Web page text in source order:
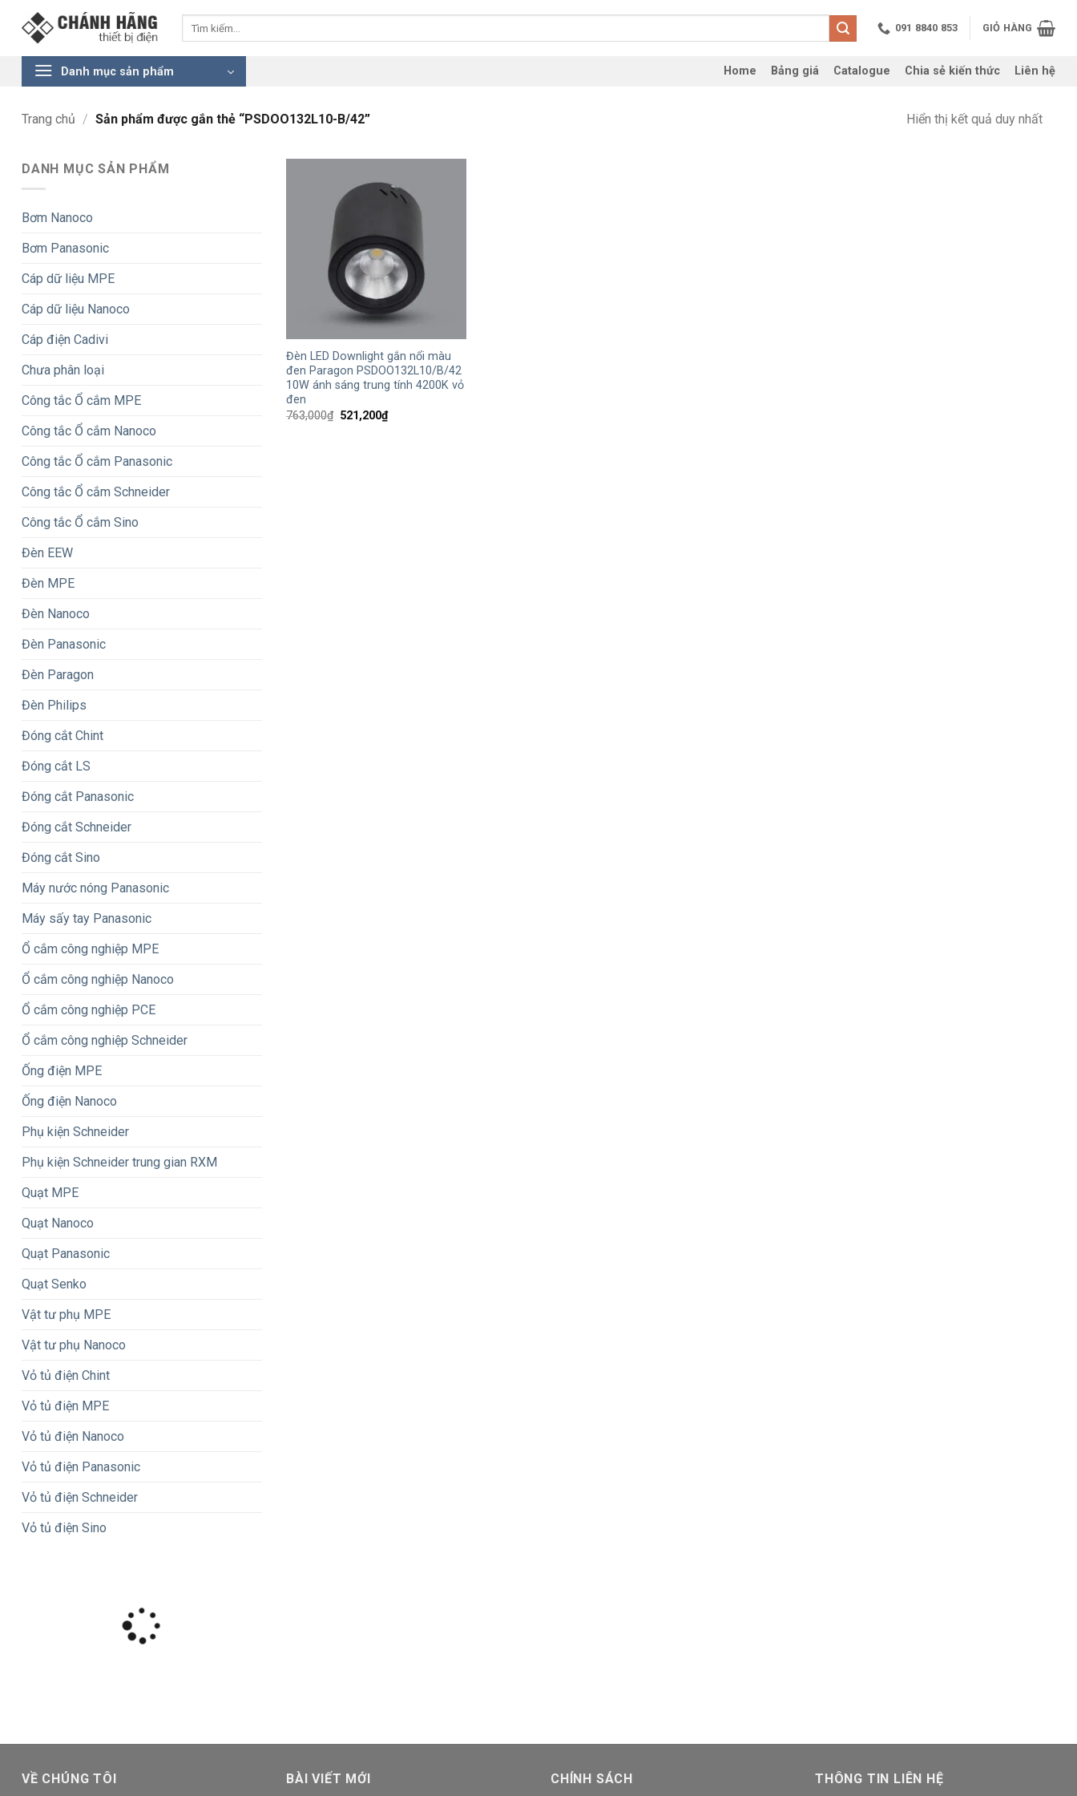
091 8840 853 GIỎ HÀNG
Danh mục sản phẩm Home Bảng giá Catalogue Chia sẻ kiến thức Liên hệ
Trang chủ / Sản phẩm được gắn thẻ “PSDOO132L10-B/42” Hiển thị kết quả duy nhất
DANH MỤC SẢN PHẨM
Bơm Nanoco
Bơm Panasonic
Cáp dữ liệu MPE
Cáp dữ liệu Nanoco
Cáp điện Cadivi
Chưa phân loại
Công tắc Ổ cắm MPE
Công tắc Ổ cắm Nanoco
Công tắc Ổ cắm Panasonic
Công tắc Ổ cắm Schneider
Công tắc Ổ cắm Sino
Đèn EEW
Đèn MPE
Đèn Nanoco
Đèn Panasonic
Đèn Paragon
Đèn Philips
Đóng cắt Chint
Đóng cắt LS
Đóng cắt Panasonic
Đóng cắt Schneider
Đóng cắt Sino
Máy nước nóng Panasonic
Máy sấy tay Panasonic
Ổ cắm công nghiệp MPE
Ổ cắm công nghiệp Nanoco
Ổ cắm công nghiệp PCE
Ổ cắm công nghiệp Schneider
Ống điện MPE
Ống điện Nanoco
Phụ kiện Schneider
Phụ kiện Schneider trung gian RXM
Quạt MPE
Quạt Nanoco
Quạt Panasonic
Quạt Senko
Vật tư phụ MPE
Vật tư phụ Nanoco
Vỏ tủ điện Chint
Vỏ tủ điện MPE
Vỏ tủ điện Nanoco
Vỏ tủ điện Panasonic
Vỏ tủ điện Schneider
Vỏ tủ điện Sino
Đèn LED Downlight gắn nổi màu
đen Paragon PSDOO132L10/B/42
10W ánh sáng trung tính 4200K vỏ
đen
763,000₫ Giá
521,200₫Giá
hiện
VỀ CHÚNG TÔI BÀI VIẾT MỚI CHÍNH SÁCH THÔNG TIN LIÊN HỆ